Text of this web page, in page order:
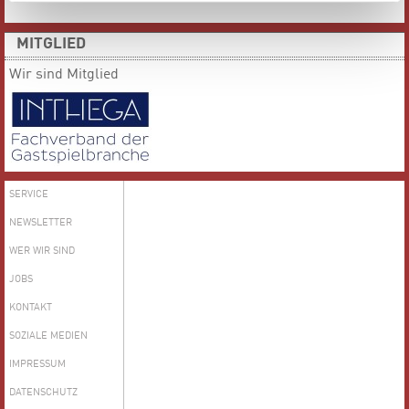
MITGLIED
Wir sind Mitglied
SERVICE
NEWSLETTER
WER WIR SIND
JOBS
KONTAKT
SOZIALE MEDIEN
IMPRESSUM
DATENSCHUTZ